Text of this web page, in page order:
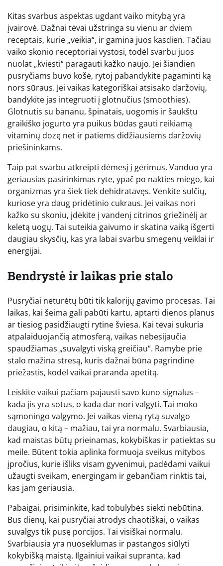
Kitas svarbus aspektas ugdant vaiko mitybą yra
įvairovė. Dažnai tėvai užstringa su vienu ar dviem
receptais, kurie „veikia“, ir gamina juos kasdien. Tačiau
vaiko skonio receptoriai vystosi, todėl svarbu juos
nuolat „kviesti“ paragauti kažko naujo. Jei šiandien
pusryčiams buvo košė, rytoj pabandykite pagaminti ką
nors sūraus. Jei vaikas kategoriškai atsisako daržovių,
bandykite jas integruoti į glotnučius (smoothies).
Glotnutis su bananu, špinatais, uogomis ir šaukštu
graikiško jogurto yra puikus būdas gauti reikiamą
vitaminų dozę net ir patiems didžiausiems daržovių
priešininkams.
Taip pat svarbu atkreipti dėmesį į gėrimus. Vanduo yra
geriausias pasirinkimas ryte, ypač po nakties miego, kai
organizmas yra šiek tiek dehidratavęs. Venkite sulčių,
kuriose yra daug pridėtinio cukraus. Jei vaikas nori
kažko su skoniu, įdėkite į vandenį citrinos griežinėlį ar
keletą uogų. Tai suteikia gaivumo ir skatina vaiką išgerti
daugiau skysčių, kas yra labai svarbu smegenų veiklai ir
energijai.
Bendrystė ir laikas prie stalo
Pusryčiai neturėtų būti tik kalorijų gavimo procesas. Tai
laikas, kai šeima gali pabūti kartu, aptarti dienos planus
ar tiesiog pasidžiaugti rytine šviesa. Kai tėvai sukuria
atpalaiduojančią atmosferą, vaikas nebesijaučia
spaudžiamas „suvalgyti viską greičiau“. Ramybė prie
stalo mažina stresą, kuris dažnai būna pagrindinė
priežastis, kodėl vaikai praranda apetitą.
Leiskite vaikui pačiam pajausti savo kūno signalus –
kada jis yra sotus, o kada dar nori valgyti. Tai moko
sąmoningo valgymo. Jei vaikas vieną rytą suvalgo
daugiau, o kitą – mažiau, tai yra normalu. Svarbiausia,
kad maistas būtų prieinamas, kokybiškas ir patiektas su
meile. Būtent tokia aplinka formuoja sveikus mitybos
įpročius, kurie išliks visam gyvenimui, padėdami vaikui
užaugti sveikam, energingam ir gebančiam rinktis tai,
kas jam geriausia.
Pabaigai, prisiminkite, kad tobulybės siekti nebūtina.
Bus dienų, kai pusryčiai atrodys chaotiškai, o vaikas
suvalgys tik pusę porcijos. Tai visiškai normalu.
Svarbiausia yra nuoseklumas ir pastangos siūlyti
kokybišką maistą. Ilgainiui vaikai supranta, kad